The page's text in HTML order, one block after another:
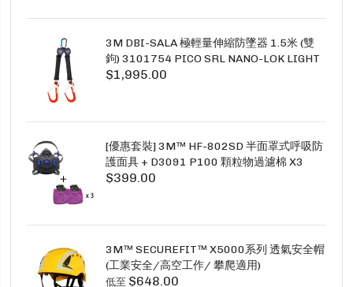
3M DBI-SALA 極輕量伸縮防墜器 1.5米 (雙
鉤) 3101754 PICO SRL NANO-LOK LIGHT
1.5M TWINS
$1,995.00
[優惠套裝] 3M™ HF-802SD 半面罩式呼吸防
護面具 + D3091 P100 顆粒物過濾棉 X3
SECURE CLICK HF-802SD HF-800SD 系列
$399.00
3M™ SECUREFIT™ X5000系列 透氣安全帽
(工業安全/高空工作/ 攀爬適用)
低至 $648.00